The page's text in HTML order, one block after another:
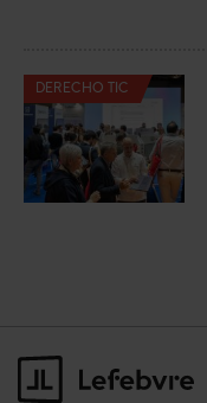
DERECHO TIC